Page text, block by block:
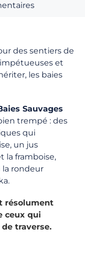
des sentiers de
et
les baies
Sauvages
trempé : des
qui
un jus
la framboise,
la rondeur
résolument
ceux qui
traverse.